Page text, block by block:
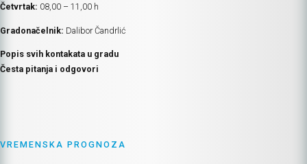
Četvrtak: 08,00 – 11,00 h
Gradonačelnik: Dalibor Čandrlić
Popis svih kontakata u gradu
Česta pitanja i odgovori
VREMENSKA PROGNOZA